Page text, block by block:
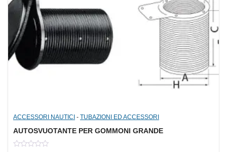
ACCESSORI NAUTICI - TUBAZIONI ED ACCESSORI
AUTOSVUOTANTE PER GOMMONI GRANDE